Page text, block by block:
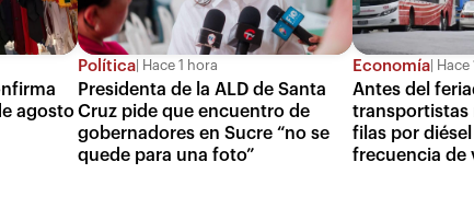
agosto
Política Hace 1 hora
Presidenta de la ALD de Santa
Cruz pide que encuentro de
gobernadores en Sucre “no se
quede para una foto”
Economía Hace
Antes del
transportistas
filas por
frecuencia de